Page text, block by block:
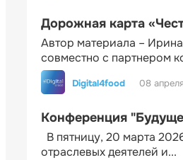
Дорожная карта
Автор материала –
совместно с партнером
Digital4food 08
Конференция
В пятницу, 20 марта
отраслевых деятелей и...